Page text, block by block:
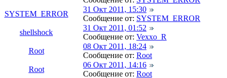
SYSTEM_ERROR
31 Окт 2011, 15:30
Сообщение от: SYSTEM_ERROR
shellshock
31 Окт 2011, 01:52
Сообщение от: Vexxo_R
Root
08 Окт 2011, 18:24
Сообщение от: Root
Root
06 Окт 2011, 14:16
Сообщение от: Root